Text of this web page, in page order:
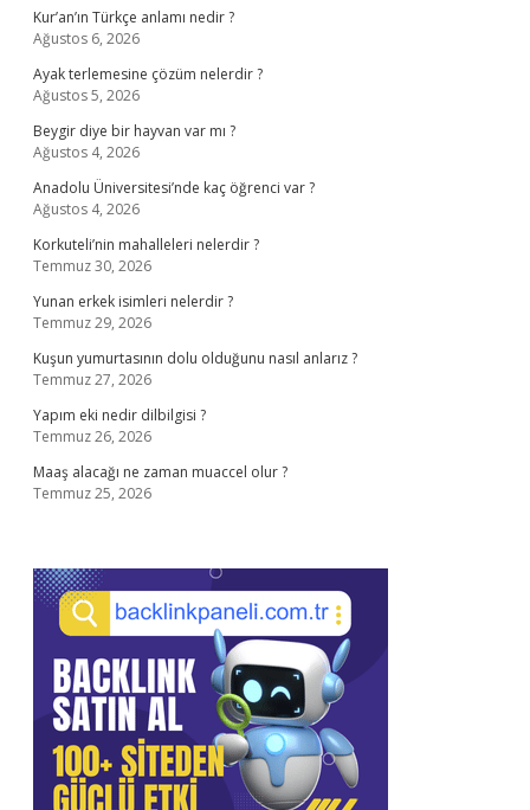
Kur’an’ın Türkçe anlamı nedir ?
Ağustos 6, 2026
Ayak terlemesine çözüm nelerdir ?
Ağustos 5, 2026
Beygir diye bir hayvan var mı ?
Ağustos 4, 2026
Anadolu Üniversitesi’nde kaç öğrenci var ?
Ağustos 4, 2026
Korkuteli’nin mahalleleri nelerdir ?
Temmuz 30, 2026
Yunan erkek isimleri nelerdir ?
Temmuz 29, 2026
Kuşun yumurtasının dolu olduğunu nasıl anlarız ?
Temmuz 27, 2026
Yapım eki nedir dilbilgisi ?
Temmuz 26, 2026
Maaş alacağı ne zaman muaccel olur ?
Temmuz 25, 2026